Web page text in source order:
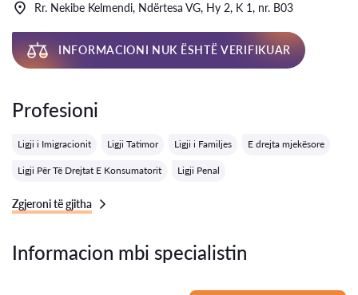
Rr. Nekibe Kelmendi, Ndërtesa VG, Hy 2, K 1, nr. B03
INFORMACIONI NUK ËSHTË VERIFIKUAR
Profesioni
Ligji i Imigracionit Ligji Tatimor Ligji i Familjes E drejta mjekësore
Ligji Për Të Drejtat E Konsumatorit Ligji Penal
Zgjeroni të gjitha
Informacion mbi specialistin